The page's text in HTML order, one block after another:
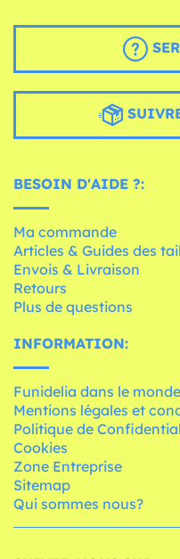
BESOIN D'AIDE ?:
Ma commande
Articles & Guides des
Envois & Livraison
Retours
Plus de questions
INFORMATION:
Funidelia dans le monde
Mentions légales et
Politique de
Cookies
Zone Entreprise
Sitemap
Qui sommes nous?